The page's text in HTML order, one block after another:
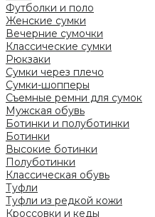
Футболки и поло
Женские сумки
Вечерние сумочки
Классические сумки
Рюкзаки
Сумки через плечо
Сумки-шопперы
Съемные ремни для сумок
Мужская обувь
Ботинки и полуботинки
Ботинки
Высокие ботинки
Полуботинки
Классическая обувь
Туфли
Туфли из редкой кожи
Кроссовки и кеды